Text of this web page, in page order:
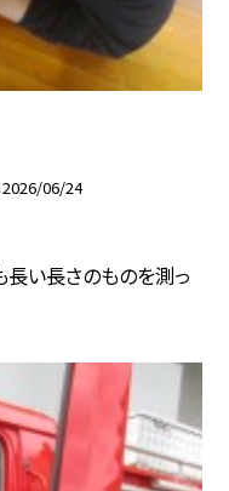
2026/06/24
長い長さのものを測っ